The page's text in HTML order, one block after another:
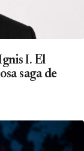
I. El
saga de